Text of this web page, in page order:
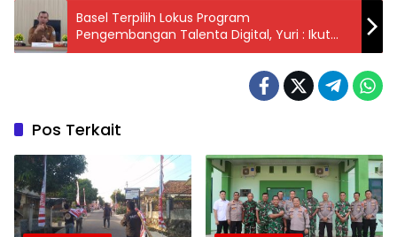
Basel Terpilih Lokus Program
Pengembangan Talenta Digital, Yuri : Ikut
Mendorong Peningkatan Ekonomi
Pos Terkait